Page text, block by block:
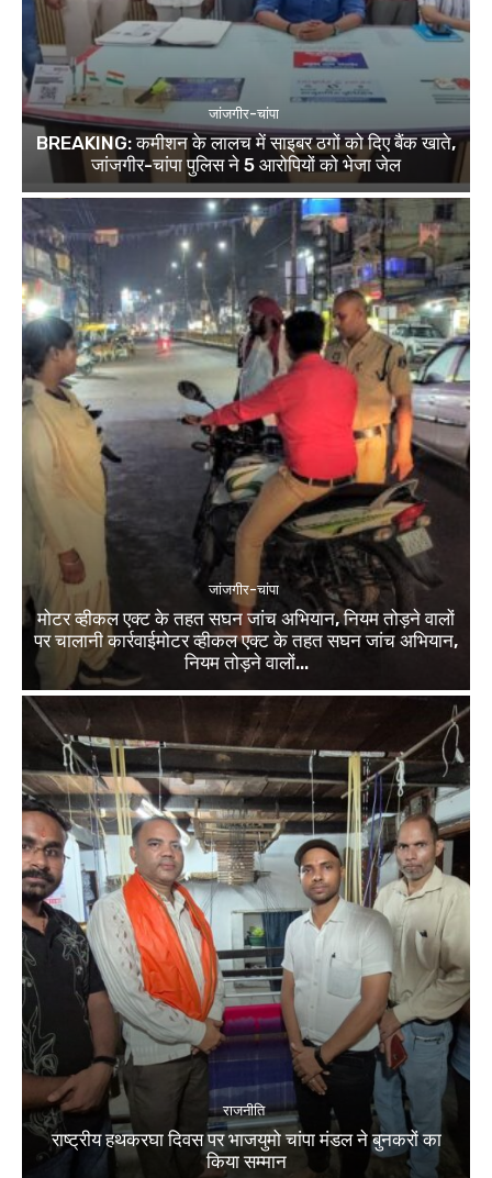
जांजगीर-चांपा
BREAKING: कमीशन के लालच में साइबर ठगों को दिए बैंक खाते,
जांजगीर-चांपा पुलिस ने 5 आरोपियों को भेजा जेल
जांजगीर-चांपा
मोटर व्हीकल एक्ट के तहत सघन जांच अभियान, नियम तोड़ने वालों
पर चालानी कार्रवाईमोटर व्हीकल एक्ट के तहत सघन जांच अभियान,
नियम तोड़ने वालों...
राजनीति
राष्ट्रीय हथकरघा दिवस पर भाजयुमो चांपा मंडल ने बुनकरों का
किया सम्मान